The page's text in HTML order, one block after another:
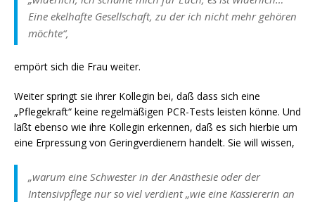
Eine ekelhafte Gesellschaft, zu der ich nicht mehr gehören
möchte“,
empört sich die Frau weiter.
Weiter springt sie ihrer Kollegin bei, daß dass sich eine
„Pflegekraft“ keine regelmäßigen PCR-Tests leisten könne. Und
läßt ebenso wie ihre Kollegin erkennen, daß es sich hierbie um
eine Erpressung von Geringverdienern handelt. Sie will wissen,
„warum eine Schwester in der Anästhesie oder der
Intensivpflege nur so viel verdient „wie eine Kassiererin an